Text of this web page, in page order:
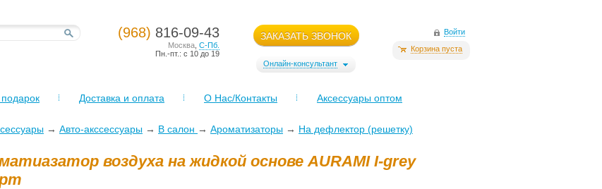
(968) 816-09-43
Москва С-Пб.
Пн.-пт.: с 10 до 19
ЗАКАЗАТЬ ЗВОНОК
Онлайн-консультант
Войти
Корзина пуста
Доставка и оплата О Нас/Контакты Аксессуары оптом
→ Авто-акссессуары → В салон → Ароматизаторы → На дефлектор (решетку)
воздуха на жидкой основе AURAMI I-grey